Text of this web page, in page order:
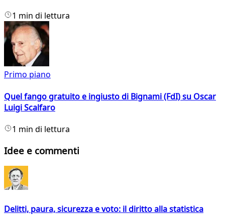
1 min di lettura
Primo piano
Quel fango gratuito e ingiusto di Bignami (FdI) su Oscar
Luigi Scalfaro
1 min di lettura
Idee e commenti
Delitti, paura, sicurezza e voto: il diritto alla statistica